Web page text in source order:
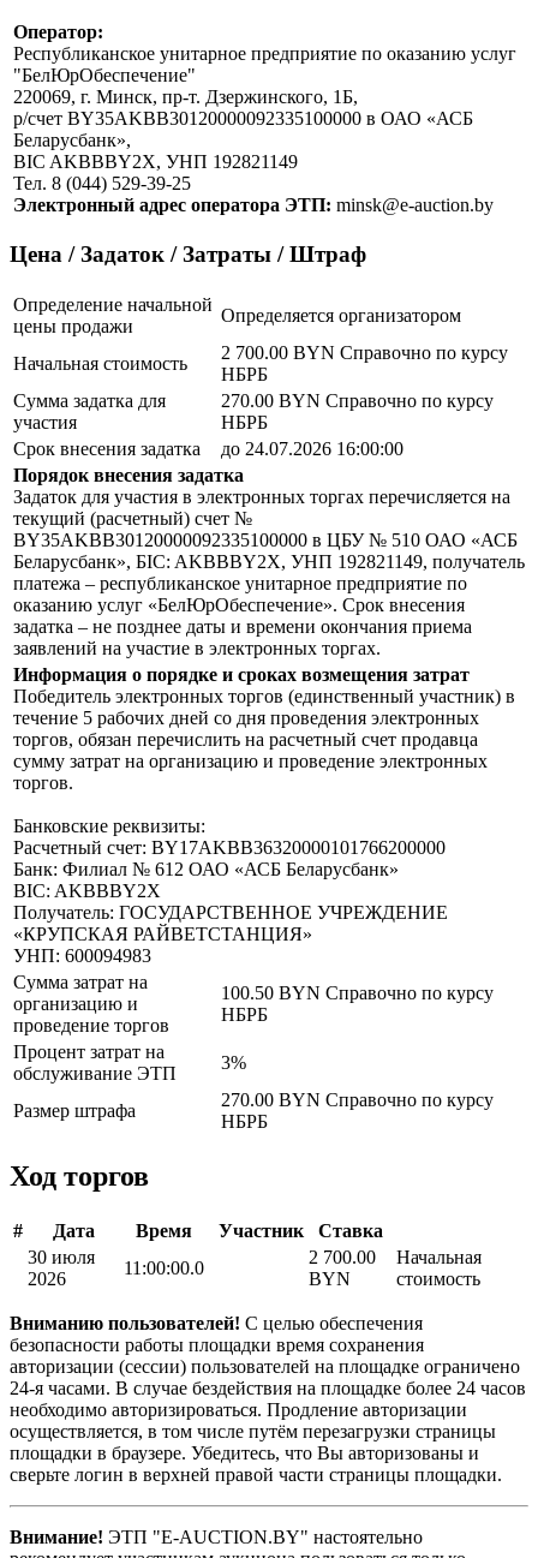
Оператор:
Республиканское унитарное предприятие по оказанию услуг
"БелЮрОбеспечение"
220069, г. Минск, пр-т. Дзержинского, 1Б,
р/счет BY35AKBB30120000092335100000 в ОАО «АСБ
Беларусбанк»,
BIC AKBBBY2X, УНП 192821149
Тел. 8 (044) 529-39-25
Электронный адрес оператора ЭТП: minsk@e-auction.by
Цена / Задаток / Затраты / Штраф
Определение начальной
цены продажи
Определяется организатором
Начальная стоимость
2 700.00 BYN Справочно по курсу
НБРБ
Сумма задатка для
участия
270.00 BYN Справочно по курсу
НБРБ
Срок внесения задатка
до 24.07.2026 16:00:00
Порядок внесения задатка
Задаток для участия в электронных торгах перечисляется на
текущий (расчетный) счет №
BY35AKBB30120000092335100000 в ЦБУ № 510 ОАО «АСБ
Беларусбанк», БIC: AKBBBY2X, УНП 192821149, получатель
платежа – республиканское унитарное предприятие по
оказанию услуг «БелЮрОбеспечение». Срок внесения
задатка – не позднее даты и времени окончания приема
заявлений на участие в электронных торгах.
Информация о порядке и сроках возмещения затрат
Победитель электронных торгов (единственный участник) в
течение 5 рабочих дней со дня проведения электронных
торгов, обязан перечислить на расчетный счет продавца
сумму затрат на организацию и проведение электронных
торгов.
Банковские реквизиты:
Расчетный счет: BY17AKBB36320000101766200000
Банк: Филиал № 612 ОАО «АСБ Беларусбанк»
BIC: AKBBBY2X
Получатель: ГОСУДАРСТВЕННОЕ УЧРЕЖДЕНИЕ
«КРУПСКАЯ РАЙВЕТСТАНЦИЯ»
УНП: 600094983
Сумма затрат на
организацию и
проведение торгов
100.50 BYN Справочно по курсу
НБРБ
Процент затрат на
обслуживание ЭТП
3%
Размер штрафа
270.00 BYN Справочно по курсу
НБРБ
Ход торгов
# Дата Время Участник
Ставка
30 июля
2026
11:00:00.0
2 700.00
BYN
Начальная
стоимость
Вниманию пользователей! С целью обеспечения
безопасности работы площадки время сохранения
авторизации (сессии) пользователей на площадке ограничено
24-я часами. В случае бездействия на площадке более 24 часов
необходимо авторизироваться. Продление авторизации
осуществляется, в том числе путём перезагрузки страницы
площадки в браузере. Убедитесь, что Вы авторизованы и
сверьте логин в верхней правой части страницы площадки.
Внимание! ЭТП "E-AUCTION.BY" настоятельно